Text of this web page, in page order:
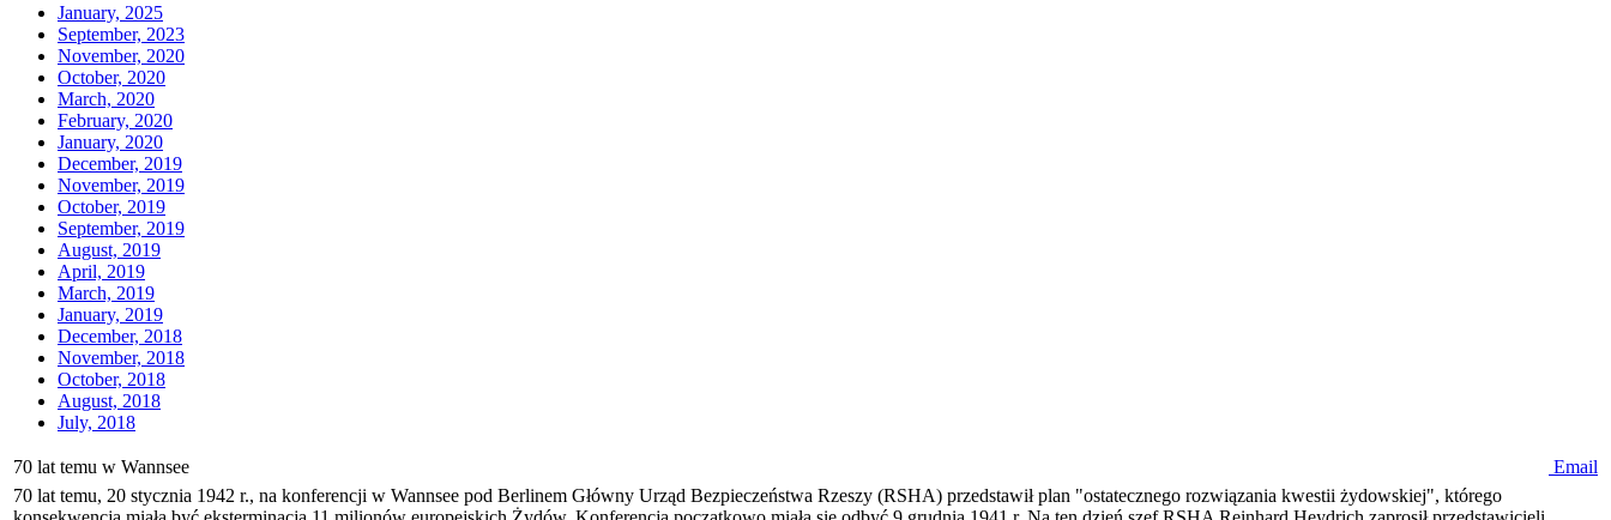
January, 2025
September, 2023
November, 2020
October, 2020
March, 2020
February, 2020
January, 2020
December, 2019
November, 2019
October, 2019
September, 2019
August, 2019
April, 2019
March, 2019
January, 2019
December, 2018
November, 2018
October, 2018
August, 2018
July, 2018
70 lat temu w Wannsee
Email
70 lat temu, 20 stycznia 1942 r., na konferencji w Wannsee pod Berlinem Główny Urząd Bezpieczeństwa Rzeszy (RSHA) przedstawił plan "ostatecznego rozwiązania kwestii żydowskiej", którego